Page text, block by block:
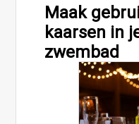
Maak
kaarsen in
zwembad